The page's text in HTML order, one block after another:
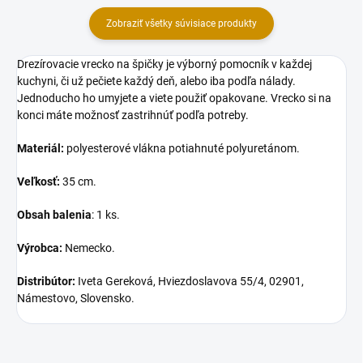
Zobraziť všetky súvisiace produkty
Drezírovacie vrecko na špičky je výborný pomocník v každej
kuchyni, či už pečiete každý deň, alebo iba podľa nálady.
Jednoducho ho umyjete a viete použiť opakovane. Vrecko si na
konci máte možnosť zastrihnúť podľa potreby.
Materiál: polyesterové vlákna potiahnuté polyuretánom.
Veľkosť: 35 cm.
Obsah balenia: 1 ks.
Výrobca: Nemecko.
Distribútor: Iveta Gereková, Hviezdoslavova 55/4, 02901,
Námestovo, Slovensko.